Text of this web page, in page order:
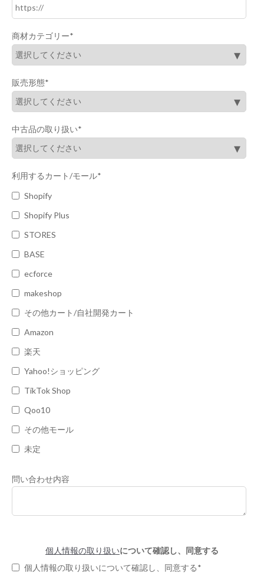
商材カテゴリー*
販売形態*
中古品の取り扱い*
利用するカート/モール*
Shopify
Shopify Plus
STORES
BASE
ecforce
makeshop
その他カート/自社開発カート
Amazon
楽天
Yahoo!ショッピング
TikTok Shop
Qoo10
その他モール
未定
問い合わせ内容
個人情報の取り扱いについて確認し、同意する
個人情報の取り扱いについて確認し、同意する*